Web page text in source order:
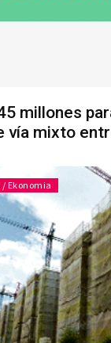
millones
vía mixto
Ekonomia